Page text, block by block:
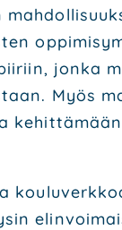
jon­ka
Myös